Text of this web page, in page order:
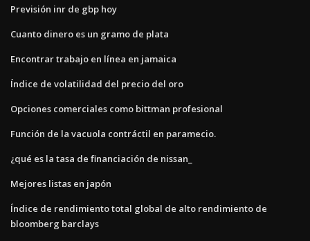
Previsión inr de gbp hoy
Cuanto dinero es un gramo de plata
Encontrar trabajo en línea en jamaica
Índice de volatilidad del precio del oro
Opciones comerciales como bittman profesional
Función de la vacuola contráctil en paramecio.
¿qué es la tasa de financiación de nissan_
Mejores listas en japón
Índice de rendimiento total global de alto rendimiento de
bloomberg barclays